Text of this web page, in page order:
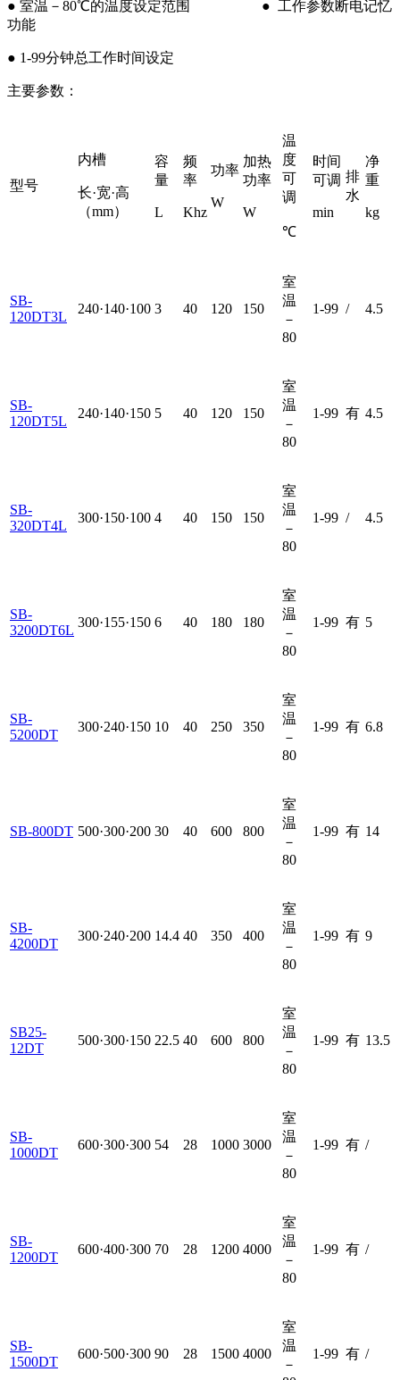
● 室温－80℃的温度设定范围 ● 工作参数断电记忆
功能
● 1-99分钟总工作时间设定
主要参数：
型号
内槽
长·宽·高
（mm）
容
量
L
频
率
Khz
功率
W
加热
功率
W
温
度
可
调
℃
时间
可调
min
排
水
净
重
kg
SB-
120DT3L
240·140·100 3 40 120 150
室
温
－
80
1-99 / 4.5
SB-
120DT5L
240·140·150 5 40 120 150
室
温
－
80
1-99 有 4.5
SB-
320DT4L
300·150·100 4 40 150 150
室
温
－
80
1-99 / 4.5
SB-
3200DT6L
300·155·150 6 40 180 180
室
温
－
80
1-99 有 5
SB-
5200DT
300·240·150 10 40 250 350
室
温
－
80
1-99 有 6.8
SB-800DT 500·300·200 30 40 600 800
室
温
－
80
1-99 有 14
SB-
4200DT
300·240·200 14.4 40 350 400
室
温
－
80
1-99 有 9
SB25-
12DT
500·300·150 22.5 40 600 800
室
温
－
80
1-99 有 13.5
SB-
1000DT
600·300·300 54 28 1000 3000
室
温
－
80
1-99 有 /
SB-
1200DT
600·400·300 70 28 1200 4000
室
温
－
80
1-99 有 /
SB-
1500DT
600·500·300 90 28 1500 4000
室
温
－
1-99 有 /